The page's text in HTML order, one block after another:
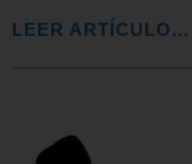
LEER ARTÍCULO...